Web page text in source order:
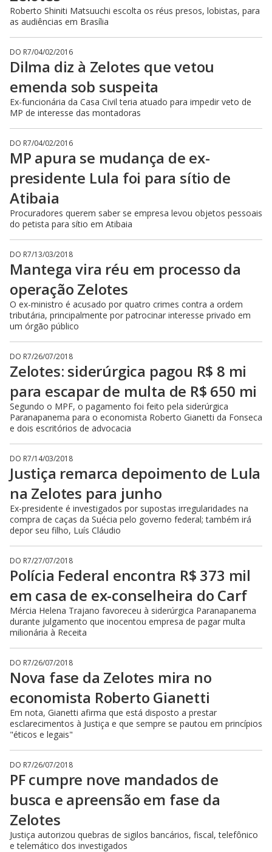
Roberto Shiniti Matsuuchi escolta os réus presos, lobistas, para
as audiências em Brasília
DO R7/04/02/2016
Dilma diz à Zelotes que vetou
emenda sob suspeita
Ex-funcionária da Casa Civil teria atuado para impedir veto de
MP de interesse das montadoras
DO R7/04/02/2016
MP apura se mudança de ex-
presidente Lula foi para sítio de
Atibaia
Procuradores querem saber se empresa levou objetos pessoais
do petista para sítio em Atibaia
DO R7/13/03/2018
Mantega vira réu em processo da
operação Zelotes
O ex-ministro é acusado por quatro crimes contra a ordem
tributária, principalmente por patrocinar interesse privado em
um órgão público
DO R7/26/07/2018
Zelotes: siderúrgica pagou R$ 8 mi
para escapar de multa de R$ 650 mi
Segundo o MPF, o pagamento foi feito pela siderúrgica
Paranapanema para o economista Roberto Gianetti da Fonseca
e dois escritórios de advocacia
DO R7/14/03/2018
Justiça remarca depoimento de Lula
na Zelotes para junho
Ex-presidente é investigados por supostas irregularidades na
compra de caças da Suécia pelo governo federal; também irá
depor seu filho, Luís Cláudio
DO R7/27/07/2018
Polícia Federal encontra R$ 373 mil
em casa de ex-conselheira do Carf
Mércia Helena Trajano favoreceu à siderúrgica Paranapanema
durante julgamento que inocentou empresa de pagar multa
milionária à Receita
DO R7/26/07/2018
Nova fase da Zelotes mira no
economista Roberto Gianetti
Em nota, Gianetti afirma que está disposto a prestar
esclarecimentos à Justiça e que sempre se pautou em princípios
"éticos e legais"
DO R7/26/07/2018
PF cumpre nove mandados de
busca e apreensão em fase da
Zelotes
Justiça autorizou quebras de sigilos bancários, fiscal, telefônico
e telemático dos investigados